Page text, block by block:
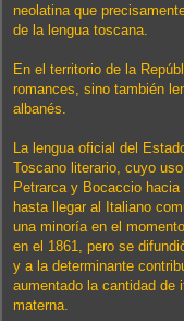
neolatina que
de la lengua toscana.
En el territorio de la
romances, sino también
albanés.
La lengua oficial del
Toscano literario, cuyo
Petrarca y Bocaccio
hasta llegar al Italiano
una minoría en el
en el 1861, pero se
y a la determinante
aumentado la cantidad de
materna.